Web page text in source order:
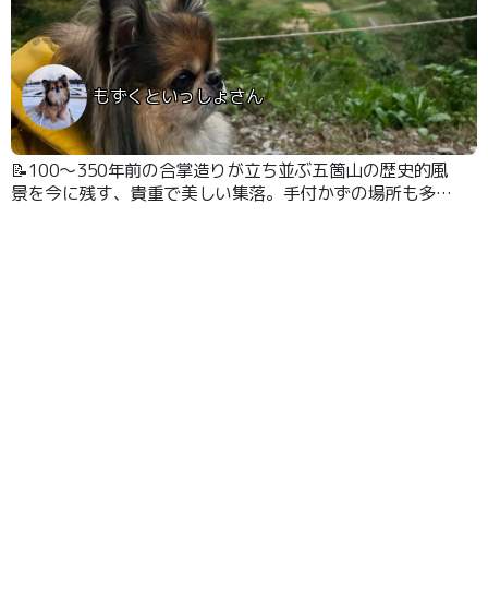
もずくといっしょさん
📝100～350年前の合掌造りが立ち並ぶ五箇山の歴史的風
景を今に残す、貴重で美しい集落。手付かずの場所も多